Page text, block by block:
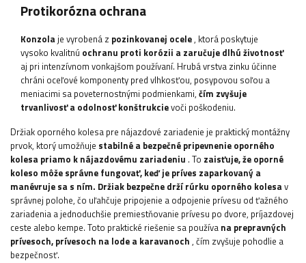
Protikorózna ochrana
Konzolaje vyrobená z pozinkovanej ocele, ktorá poskytuje
vysoko kvalitnú ochranu proti korózii a zaručuje dlhú životnosť
aj pri intenzívnom vonkajšom používaní. Hrubá vrstva zinku účinne
chráni oceľové komponenty pred vlhkosťou, posypovou soľou a
meniacimi sa poveternostnými podmienkami, čím zvyšuje
trvanlivosť a odolnosť konštrukcievoči poškodeniu.
Držiak oporného kolesa pre nájazdové zariadenie je praktický montážny
prvok, ktorý umožňuje stabilné a bezpečné pripevnenie oporného
kolesa priamo k nájazdovému zariadeniu . To zaisťuje, že oporné
koleso môže správne fungovať, keď je príves zaparkovaný a
manévruje sa s ním. Držiak bezpečne drží rúrku oporného kolesav
správnej polohe, čo uľahčuje pripojenie a odpojenie prívesu od ťažného
zariadenia a jednoduchšie premiestňovanie prívesu po dvore, príjazdovej
ceste alebo kempe. Toto praktické riešenie sa používa na prepravných
prívesoch, prívesoch na lode a karavanoch , čím zvyšuje pohodlie a
bezpečnosť.